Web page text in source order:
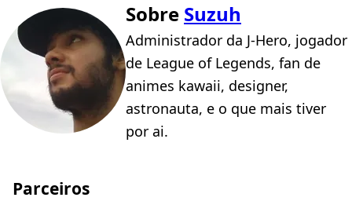
Sobre Suzuh
Administrador da J-Hero, jogador
de League of Legends, fan de
animes kawaii, designer,
astronauta, e o que mais tiver
por ai.
Parceiros